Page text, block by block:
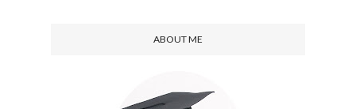
ABOUT ME